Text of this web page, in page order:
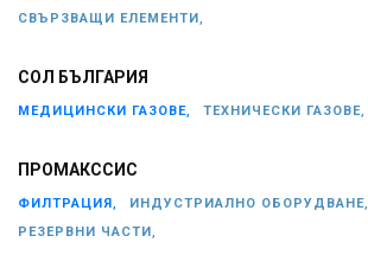
СВЪРЗВАЩИ ЕЛЕМЕНТИ,
СОЛ БЪЛГАРИЯ
МЕДИЦИНСКИ ГАЗОВЕ, ТЕХНИЧЕСКИ ГАЗОВЕ,
ПРОМАКССИС
ФИЛТРАЦИЯ,
ИНДУСТРИАЛНО ОБОРУДВАНЕ,
РЕЗЕРВНИ ЧАСТИ,